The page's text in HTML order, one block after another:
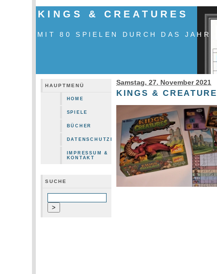
KINGS & CREATURES
MIT 80 SPIELEN DURCH DAS JAHR
HAUPTMENÜ
HOME
SPIELE
BÜCHER
DATENSCHUTZERKLÄRUNG
IMPRESSUM &
KONTAKT
SUCHE
Samstag, 27. November 2021
KINGS &